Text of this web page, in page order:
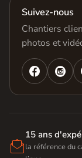
Suivez-nous
Chantiers
photos et
 

15 ans
la référence du